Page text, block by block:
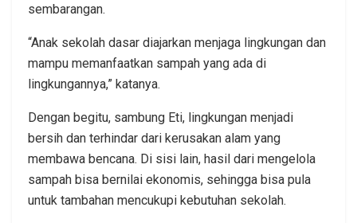
sembarangan.
“Anak sekolah dasar diajarkan menjaga lingkungan dan
mampu memanfaatkan sampah yang ada di
lingkungannya,” katanya.
Dengan begitu, sambung Eti, lingkungan menjadi
bersih dan terhindar dari kerusakan alam yang
membawa bencana. Di sisi lain, hasil dari mengelola
sampah bisa bernilai ekonomis, sehingga bisa pula
untuk tambahan mencukupi kebutuhan sekolah.